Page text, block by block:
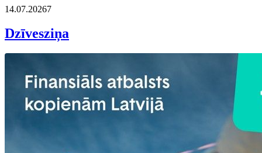
14.07.20267
Dzīvesziņa